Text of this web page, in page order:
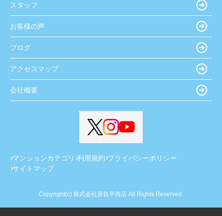
スタッフ
お客様の声
ブログ
アクセスマップ
会社概要
マンションカテゴリ 利用規約 プライバシーポリシー
サイトマップ
Copyright(c) 株式会社原良平商店 All Rights Reserved.